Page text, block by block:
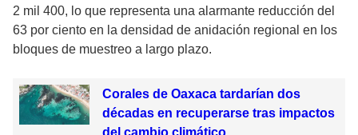
2 mil 400, lo que representa una alarmante reducción del
63 por ciento en la densidad de anidación regional en los
bloques de muestreo a largo plazo.
Corales de Oaxaca tardarían dos
décadas en recuperarse tras impactos